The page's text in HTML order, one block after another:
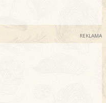
REKLAMA